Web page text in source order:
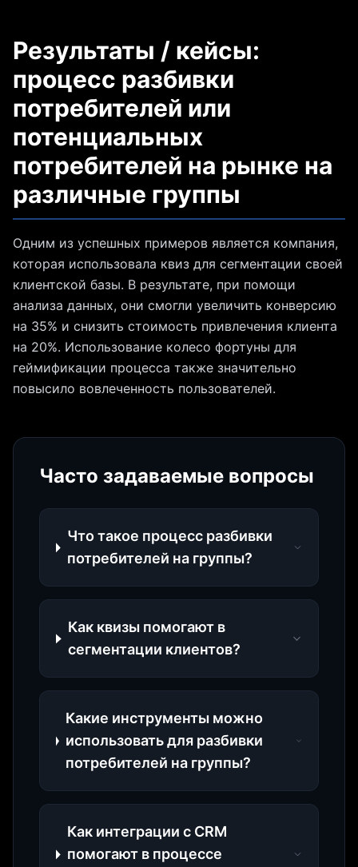
Результаты / кейсы:
процесс разбивки
потребителей или
потенциальных
потребителей на рынке на
различные группы
Одним из успешных примеров является компания,
которая использовала квиз для сегментации своей
клиентской базы. В результате, при помощи
анализа данных, они смогли увеличить конверсию
на 35% и снизить стоимость привлечения клиента
на 20%. Использование колесо фортуны для
геймификации процесса также значительно
повысило вовлеченность пользователей.
Часто задаваемые вопросы
Что такое процесс разбивки
потребителей на группы?
Как квизы помогают в
сегментации клиентов?
Какие инструменты можно
использовать для разбивки
потребителей на группы?
Как интеграции с CRM
помогают в процессе